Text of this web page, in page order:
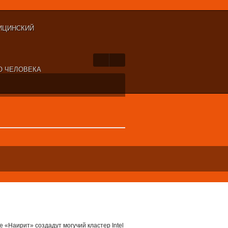
ЧЕЛОВЕКА
создадут могучий кластер Intel